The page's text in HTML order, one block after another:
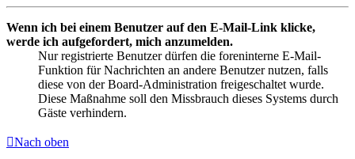
Wenn ich bei einem Benutzer auf den E-Mail-Link klicke,
werde ich aufgefordert, mich anzumelden.
Nur registrierte Benutzer dürfen die foreninterne E-Mail-
Funktion für Nachrichten an andere Benutzer nutzen, falls
diese von der Board-Administration freigeschaltet wurde.
Diese Maßnahme soll den Missbrauch dieses Systems durch
Gäste verhindern.
Nach oben